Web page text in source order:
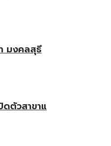
มงคลสุธี
ดตัวสาขาแ